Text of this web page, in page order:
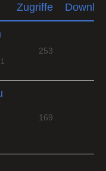
Zugriffe
1
253
169